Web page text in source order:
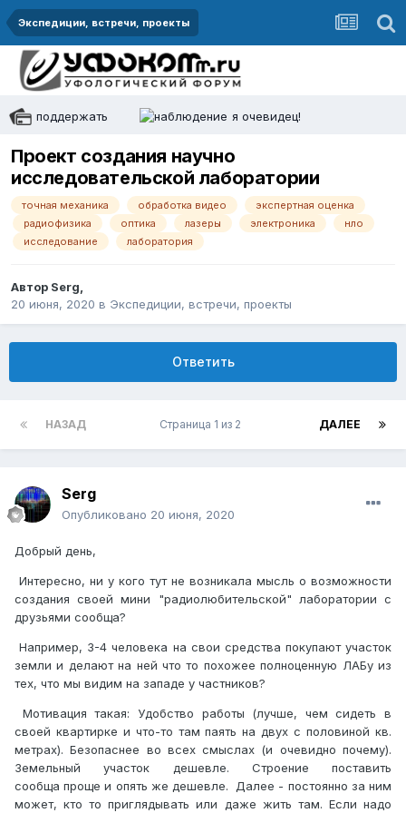
Экспедиции, встречи, проекты
поддержать я очевидец!
Проект создания научно
исследовательской лаборатории
точная механика обработка видео
экспертная оценка
радиофизика
оптика лазеры электроника
нло
исследование
лаборатория
Автор Serg,
20 июня, 2020 в Экспедиции, встречи, проекты
Ответить
НАЗАД ДАЛЕЕ
Страница 1 из 2
Serg
Опубликовано 20 июня, 2020
Добрый день,
Интересно, ни у кого тут не возникала мысль о возможности
создания своей мини "радиолюбительской" лаборатории с
друзьями сообща?
Например, 3-4 человека на свои средства покупают участок
земли и делают на ней что то похожее полноценную ЛАБу из
тех, что мы видим на западе у частников?
Мотивация такая: Удобство работы (лучше, чем сидеть в
своей квартирке и что-то там паять на двух с половиной кв.
метрах). Безопаснее во всех смыслах (и очевидно почему).
Земельный участок дешевле. Строение поставить
сообща проще и опять же дешевле. Далее - постоянно за ним
может, кто то приглядывать или даже жить там. Если надо